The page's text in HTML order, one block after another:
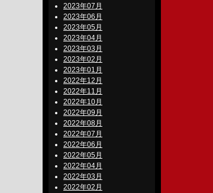
2023年07月
2023年06月
2023年05月
2023年04月
2023年03月
2023年02月
2023年01月
2022年12月
2022年11月
2022年10月
2022年09月
2022年08月
2022年07月
2022年06月
2022年05月
2022年04月
2022年03月
2022年02月